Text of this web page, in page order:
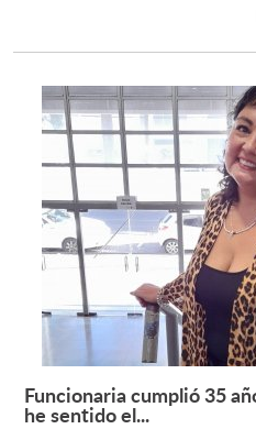
Funcionaria cumplió 35
he sentido el...